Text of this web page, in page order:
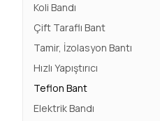
Koli Bandı
Çift Taraflı Bant
Tamir, İzolasyon Bantı
Hızlı Yapıştırıcı
Teflon Bant
Elektrik Bandı